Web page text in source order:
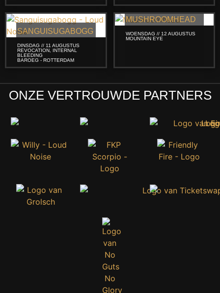
SANGUISUGABOGG
DINSDAG // 11 AUGUSTUS
REVOCATION, INTERNAL
BLEEDING
BAROEG - ROTTERDAM
MUSHROOMHEAD
WOENSDAG // 12 AUGUSTUS
MOUNTAIN EYE
ONZE VERTROUWDE PARTNERS